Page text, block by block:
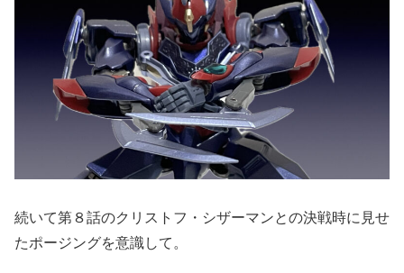
続いて第８話のクリストフ・シザーマンとの決戦時に見せ
たポージングを意識して。